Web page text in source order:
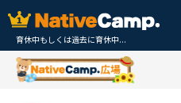
育休中もしくは過去に育休中...